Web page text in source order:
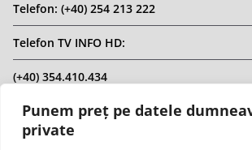
Punem preț pe datele
private
Telefon: (+40) 254 213 222
Telefon TV INFO HD:
(+40) 354.410.434
Email: infohd20@gmail.com